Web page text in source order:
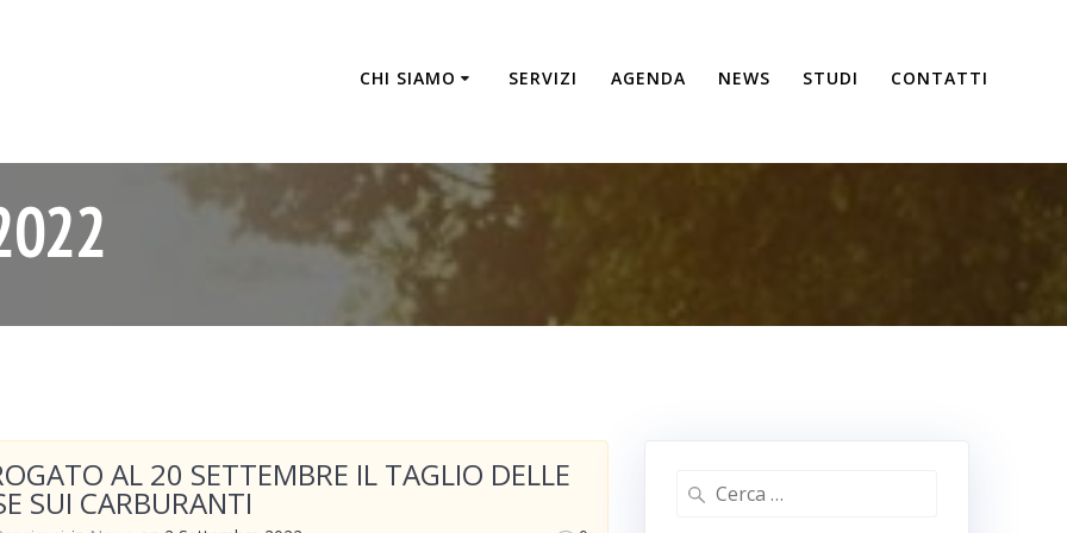
CHI SIAMO SERVIZI AGENDA NEWS STUDI CONTATTI
AL 20 SETTEMBRE IL TAGLIO DELLE
SUI CARBURANTI
Ricerca
per: